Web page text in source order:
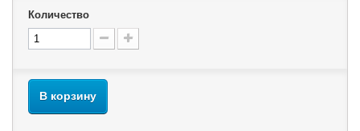
Количество
В корзину